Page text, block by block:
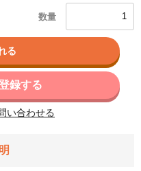
録する
い合わせる